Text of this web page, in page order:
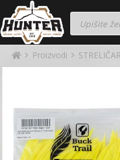
Proizvodi